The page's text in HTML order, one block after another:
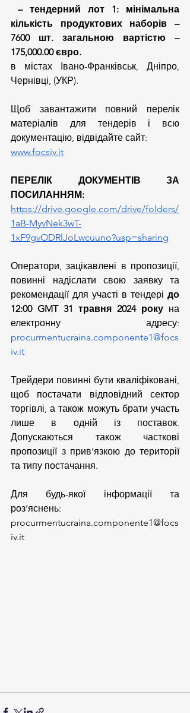
– тендерний лот 1: мінімальна
кількість продуктових наборів –
7600 шт. загальною вартістю –
175,000.00 євро.
в містах Івано-Франківськ, Дніпро,
Чернівці, (УКР).
Щоб завантажити повний перелік
матеріалів для тендерів і всю
документацію, відвідайте сайт:
www.focsiv.it
ПЕРЕЛІК ДОКУМЕНТІВ ЗА
ПОСИЛАННЯМ:
https://drive.google.com/drive/folders/
1aB-MyvNek3wT-
1xF9gvODRlJoLwcuuno?usp=sharing
Оператори, зацікавлені в пропозиції,
повинні надіслати свою заявку та
рекомендації для участі в тендері до
12:00 GMT 31 травня 2024 року на
procurmentucraina.componente1@focs
iv.it
Трейдери повинні бути кваліфіковані,
щоб постачати відповідний сектор
торгівлі, а також можуть брати участь
лише в одній із поставок.
Допускаються також часткові
пропозиції з прив’язкою до території
та типу постачання.
Для будь-якої інформації та
procurmentucraina.componente1@focs
iv.it